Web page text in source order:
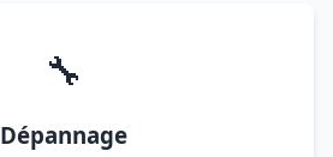
🔧
Dépannage